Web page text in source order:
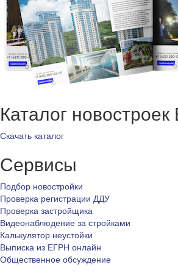
Каталог
Скачать каталог
Сервисы
Подбор новостройки
Проверка регистрации ДДУ
Проверка застройщика
Видеонаблюдение за стройками
Калькулятор неустойки
Выписка из ЕГРН онлайн
Общественное обсуждение